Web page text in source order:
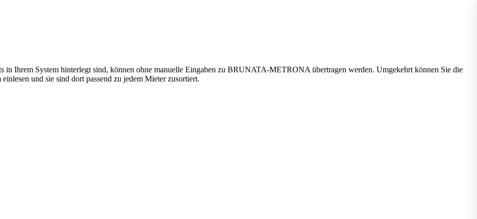
in Ihrem System hinterlegt sind, können ohne manuelle Eingaben zu BRUNATA-METRONA übertragen werden. Umgekehrt können Sie die
und sie sind dort passend zu jedem Mieter zusortiert.